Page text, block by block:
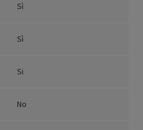
Sì
Sì
Si
No